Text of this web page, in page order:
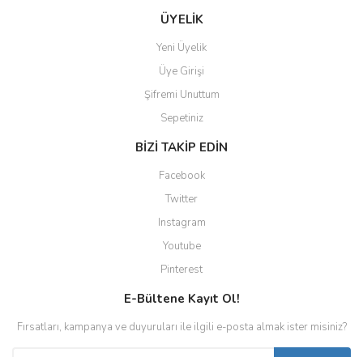
ÜYELİK
Yeni Üyelik
Üye Girişi
Şifremi Unuttum
Sepetiniz
BİZİ TAKİP EDİN
Facebook
Twitter
Instagram
Youtube
Pinterest
E-Bültene Kayıt Ol!
Fırsatları, kampanya ve duyuruları ile ilgili e-posta almak ister misiniz?